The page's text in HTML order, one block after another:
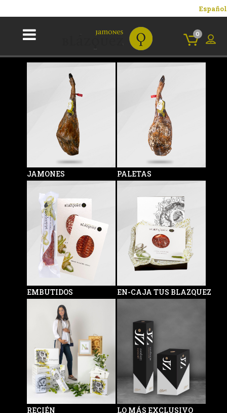
Español
0
JAMONES PALETAS
EMBUTIDOS EN-CAJA TUS BLAZQUEZ
RECIÉN
LO MÁS EXCLUSIVO